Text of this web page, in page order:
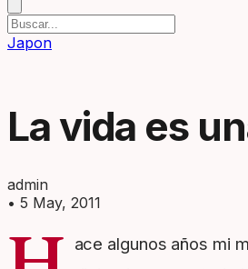
Japon
La vida es
admin
• 5 May, 2011
ace algunos años mi